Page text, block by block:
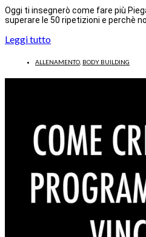
Oggi ti insegnerò come fare più
superare le 50 ripetizioni e perchè
Leggi tutto
ALLENAMENTO BODY BUILDING